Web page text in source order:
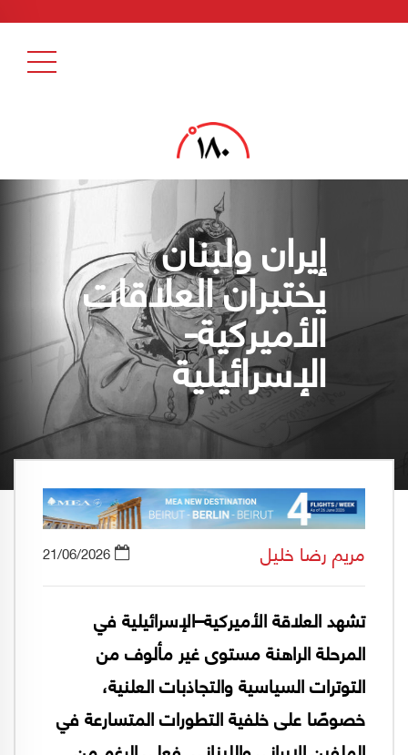
إيران ولبنان
يختبران العلاقات
الأميركية-
الإسرائيلية
مريم رضا خليل 21/06/2026
تشهد العلاقة الأميركية–الإسرائيلية في
المرحلة الراهنة مستوى غير مألوف من
التوترات السياسية والتجاذبات العلنية،
خصوصًا على خلفية التطورات المتسارعة في